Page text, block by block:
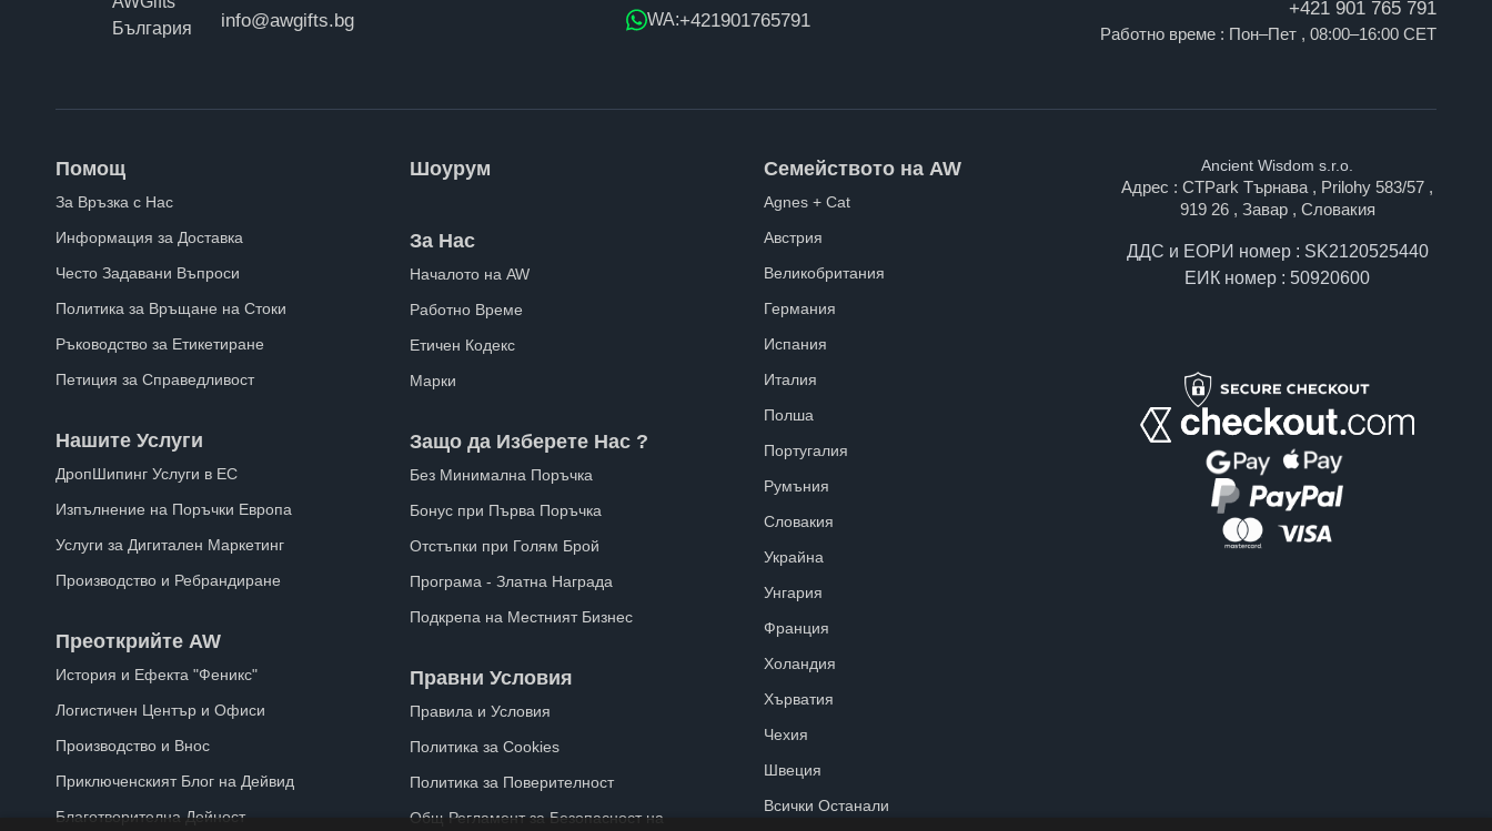
info@awgifts.bg WA:+421901765791
+421 901 765 791
Работно време : Пон–Пет , 08:00–16:00 CET
Помощ
За Връзка с Нас
Информация за Доставка
Често Задавани Въпроси
Политика за Връщане на Стоки
Ръководство за Етикетиране
Петиция за Справедливост
Нашите Услуги
ДропШипинг Услуги в ЕС
Изпълнение на Поръчки Европа
Услуги за Дигитален Маркетинг
Производство и Ребрандиране
Преоткрийте AW
История и Ефекта "Феникс"
Логистичен Център и Офиси
Производство и Внос
Приключенският Блог на Дейвид
Благотворителна Дейност
Шоурум
За Нас
Началото на AW
Работно Време
Етичен Кодекс
Марки
Защо да Изберете Нас ?
Без Минимална Поръчка
Бонус при Първа Поръчка
Отстъпки при Голям Брой
Програма - Златна Награда
Подкрепа на Местният Бизнес
Правни Условия
Правила и Условия
Политика за Cookies
Политика за Поверителност
Общ Регламент за Безопасност на
Семейството на AW
Agnes + Cat
Австрия
Великобритания
Германия
Испания
Италия
Полша
Португалия
Румъния
Словакия
Украйна
Унгария
Франция
Холандия
Хърватия
Чехия
Швеция
Всички Останали
Ancient Wisdom s.r.o.
Адрес : CTPark Търнава , Prilohy 583/57 ,
919 26 , Завар , Словакия
ДДС и ЕОРИ номер : SK2120525440
ЕИК номер : 50920600